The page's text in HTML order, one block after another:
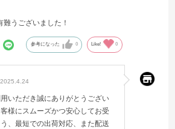
うございました！
参考になった 0 Like! 0
2025.4.24
いただき誠にありがとうござい
様にスムーズかつ安心してお受
、最短での出荷対応、また配送